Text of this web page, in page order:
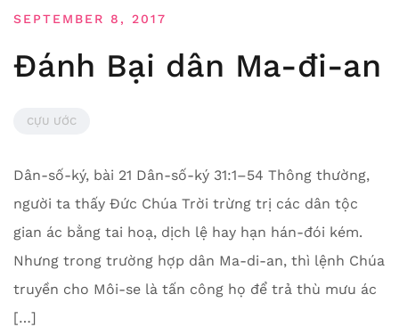
SEPTEMBER 8, 2017
Đánh Bại dân Ma-đi-an
CỰU ƯỚC
Dân-số-ký, bài 21 Dân-số-ký 31:1–54 Thông thường,
người ta thấy Đức Chúa Trời trừng trị các dân tộc
gian ác bằng tai hoạ, dịch lệ hay hạn hán-đói kém.
Nhưng trong trường hợp dân Ma-di-an, thì lệnh Chúa
truyền cho Môi-se là tấn công họ để trả thù mưu ác
[…]